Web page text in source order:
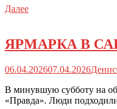
Далее
ЯРМАРКА В
06.04.202607.04.2026Денис
В минувшую субботу на
«Правда». Люди